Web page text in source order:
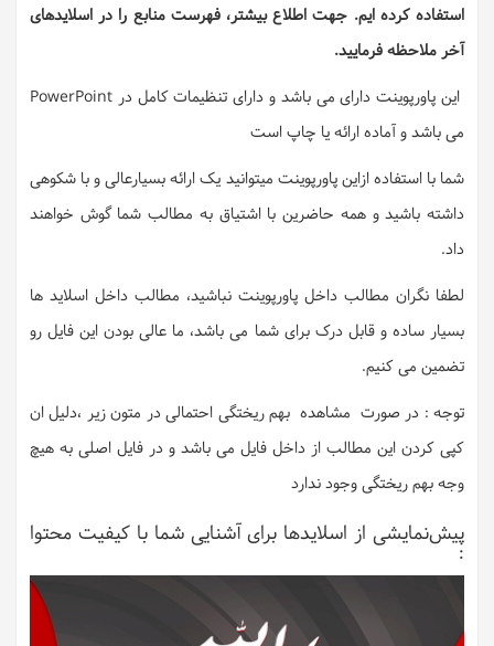
استفاده کرده ایم. جهت اطلاع بیشتر، فهرست منابع را در اسلایدهای
آخر ملاحظه فرمایید.
این پاورپوینت دارای می باشد و دارای تنظیمات کامل در PowerPoint
می باشد و آماده ارائه یا چاپ است
شما با استفاده ازاین پاورپوینت میتوانید یک ارائه بسیارعالی و با شکوهی
داشته باشید و همه حاضرین با اشتیاق به مطالب شما گوش خواهند
داد.
لطفا نگران مطالب داخل پاورپوینت نباشید، مطالب داخل اسلاید ها
بسیار ساده و قابل درک برای شما می باشد، ما عالی بودن این فایل رو
تضمین می کنیم.
توجه : در صورت مشاهده بهم ریختگی احتمالی در متون زیر ،دلیل ان
کپی کردن این مطالب از داخل فایل می باشد و در فایل اصلی به هیچ
وجه بهم ریختگی وجود ندارد
پیش‌نمایشی از اسلایدها برای آشنایی شما با کیفیت محتوا
: